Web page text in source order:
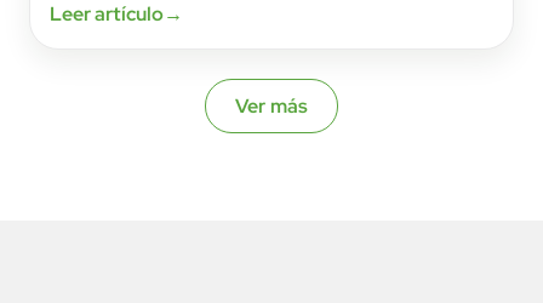
Leer artículo→
Ver más